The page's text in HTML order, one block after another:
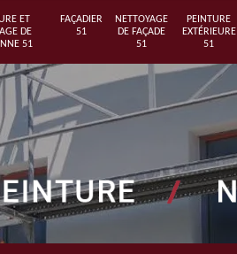
ET
DE
51
FAÇADIER
51
NETTOYAGE
DE FAÇADE
51
PEINTURE
EXTÉRIEURE
51